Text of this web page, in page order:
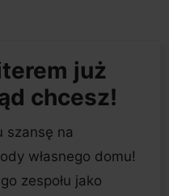
już
chcesz!
szansę na
własnego domu!
zespołu jako